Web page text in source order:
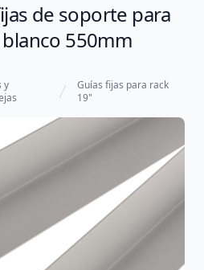
de soporte para
550mm
y
Guías fijas para rack
19"